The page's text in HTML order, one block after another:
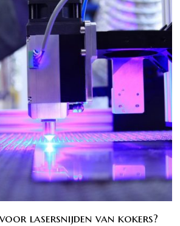
lasersnijden van kokers?